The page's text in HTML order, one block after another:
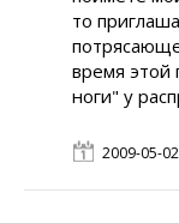
то
время этой
ноги" у
2009-05-